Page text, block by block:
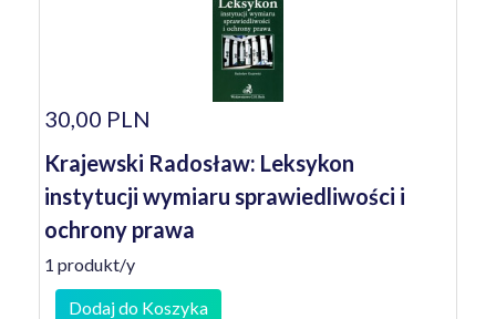
30,00 PLN
Krajewski Radosław: Leksykon
instytucji wymiaru sprawiedliwości i
ochrony prawa
1 produkt/y
Dodaj do Koszyka